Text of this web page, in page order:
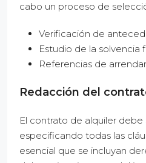
cabo un proceso de
Verificación de
Estudio de la solvencia
Referencias de
Redacción del
El contrato de alquiler debe
especificando todas las
esencial que se incluyan